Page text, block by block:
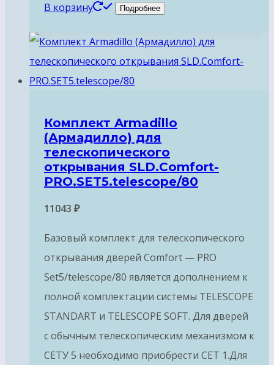
В корзину Подробнее
Комплект Armadillo
(Армадилло) для
телескопического
открывания SLD.Comfort-
PRO.SET5.telescope/80
11043 ₽
Базовый комплект для телескопического
открывания дверей Comfort — PRO
Set5/telescope/80 является дополнением к
полной комплектации системы TELESCOPE
STANDART и TELESCOPE SOFT. Для дверей
с обычным телескопическим механизмом к
СЕТУ 5 необходимо приобрести СЕТ 1.Для